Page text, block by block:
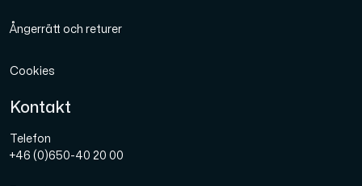
Ångerrätt och returer
Cookies
Kontakt
Telefon
+46 (0)650-40 20 00